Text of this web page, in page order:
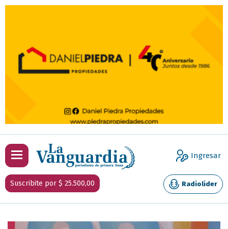
Ingresar
Suscribite por $ 25.500,00 Radiolider